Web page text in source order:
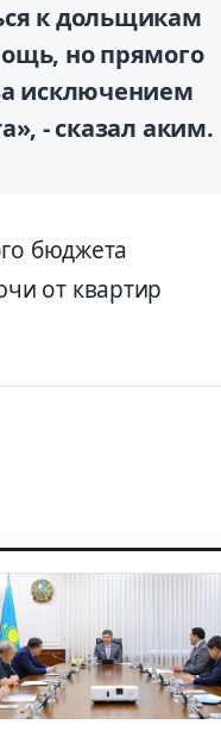
к дольщикам
но прямого
исключением
- сказал аким.
бюджета
от квартир